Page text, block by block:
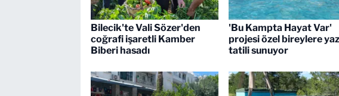
Bilecik'te Vali Sözer'den
coğrafi işaretli Kamber
Biberi hasadı
'Bu Kampta Hayat Var'
projesi özel bireylere yaz
tatili sunuyor